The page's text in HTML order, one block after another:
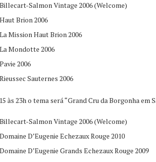
Billecart-Salmon Vintage 2006 (Welcome)
Haut Brion 2006
La Mission Haut Brion 2006
La Mondotte 2006
Pavie 2006
Rieussec Sauternes 2006
às 23h o tema será “Grand Cru da Borgonha em
Billecart-Salmon Vintage 2006 (Welcome)
Domaine D’Eugenie Echezaux Rouge 2010
Domaine D’Eugenie Grands Echezaux Rouge 2009